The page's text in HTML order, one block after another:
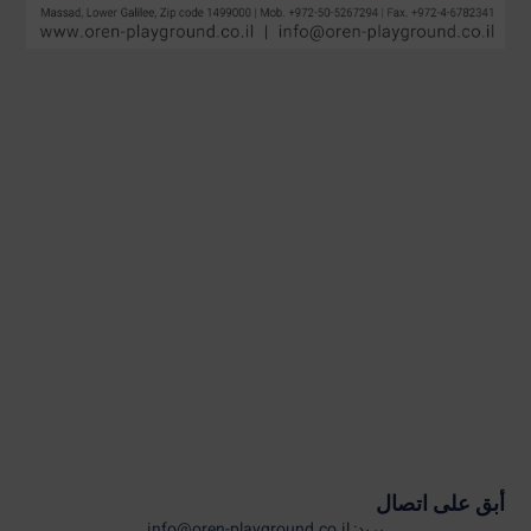
أبق على اتصال